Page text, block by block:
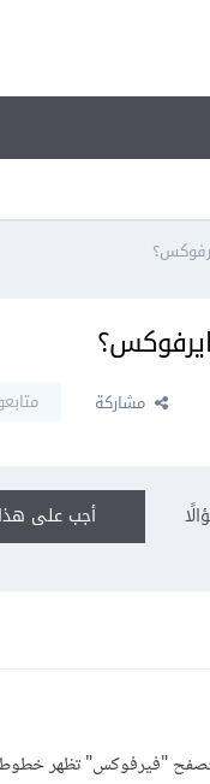
مشاركة
أجب على
متصفح "فيرفوكس" تظهر